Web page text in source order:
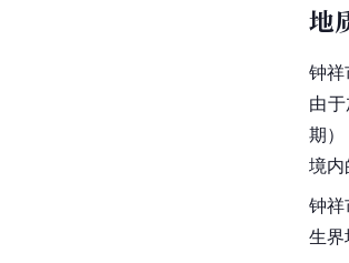
地
钟祥
由
期
境内
钟祥
生界